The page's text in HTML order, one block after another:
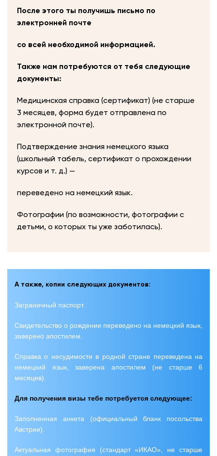
После этого ты получишь письмо по
электронней почте
со всей необходимой информацией.
Также нам потребуются от тебя следующие
документы:
Mедицинская справка (сертификат) (не старше
3 месяцев, форма будет отправлена ​​по
электронной почте).
Подтверждение знания немецкого языка
(школьный табель, сертификат о прохождении
курсов и т. д.) —
переведено на немецкий язык.
Фотографии (по возможности, фотографии с
детьми, о которых ты уже заботилась).
А также, копии следующих документов:
Заграничный паспорт.
Свидетельство о рождении переведено на немецкий язык,
заверено апостилем.
Справка о несудимости в родной стране переведена на
немецкий язык, заверена апостилем (не старше 6
месяцев).
Для получения визы тебе потребуется следующее:
Заполненная анкета (официальный бланк посольства
Австрии).
Актуальная фотография (стандарт «ИКАО», не старше